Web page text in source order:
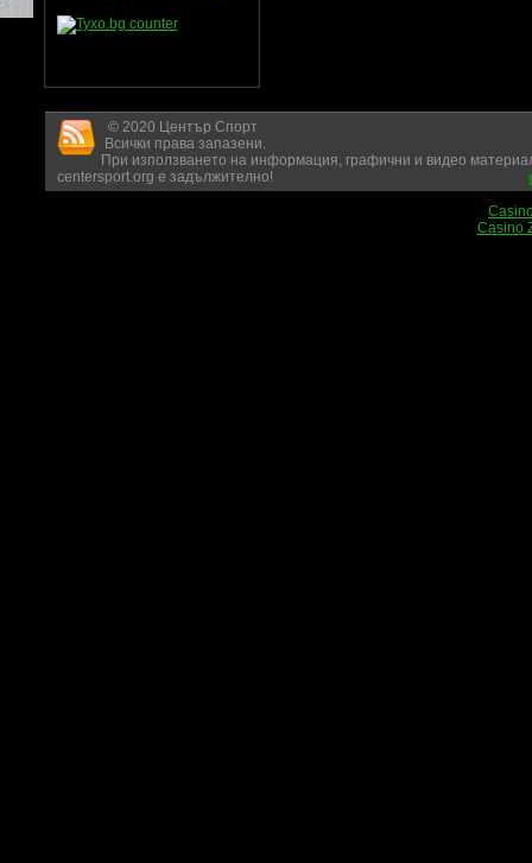
© 2020 Център Спорт
Всички права запазени.
При използването на информация, графични и видео
centersport.org е задължително!
Casino